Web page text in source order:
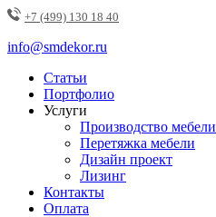
+7 (499) 130 18 40
info@smdekor.ru
Статьи
Портфолио
Услуги
Производство мебели
Перетяжка мебели
Дизайн проект
Лизинг
Контакты
Оплата